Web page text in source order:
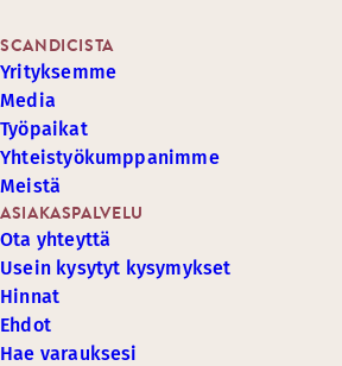
ASIAKASPALVELU
Ota yhteyttä
Usein kysytyt kysymykset
Hinnat
Ehdot
Hae varauksesi
SCANDICISTA
Yrityksemme
Media
Työpaikat
Yhteistyökumppanimme
Meistä